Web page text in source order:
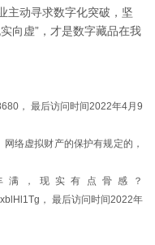
主动寻求数字化突破，坚
向虚”，才是数字藏品在我
， 最后访问时间2022年4月9
络虚拟财产的保护有规定的，
满，现实有点骨感？
， 最后访问时间2022年